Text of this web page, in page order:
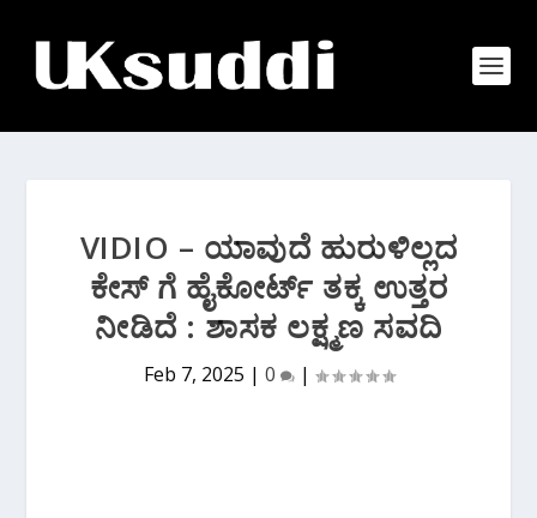
VIDIO – ಯಾವುದೆ ಹುರುಳಿಲ್ಲದ
ಕೇಸ್ ಗೆ ಹೈಕೋರ್ಟ್ ತಕ್ಕ ಉತ್ತರ
ನೀಡಿದೆ : ಶಾಸಕ ಲಕ್ಷ್ಮಣ ಸವದಿ
Feb 7, 2025 | 0 |